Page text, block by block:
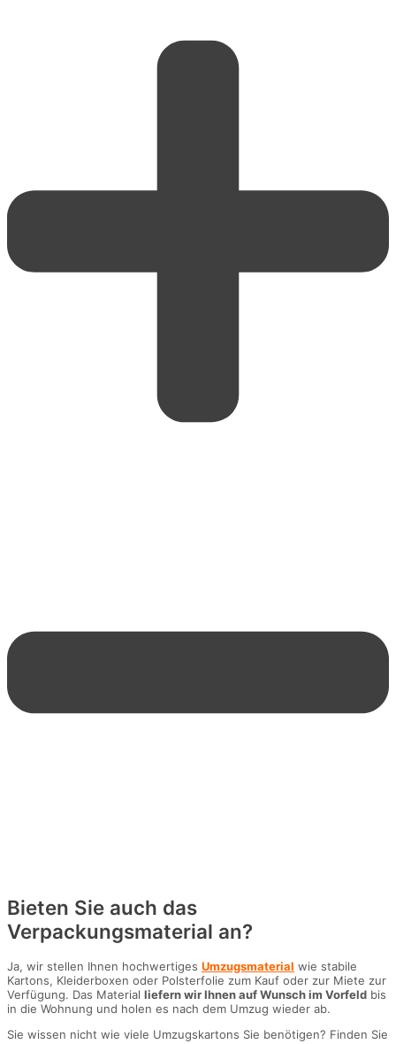
Bieten Sie auch das
Verpackungsmaterial an?
Ja, wir stellen Ihnen hochwertiges Umzugsmaterial wie stabile
Kartons, Kleiderboxen oder Polsterfolie zum Kauf oder zur Miete zur
Verfügung. Das Material liefern wir Ihnen auf Wunsch im Vorfeld bis
in die Wohnung und holen es nach dem Umzug wieder ab.
Sie wissen nicht wie viele Umzugskartons Sie benötigen? Finden Sie